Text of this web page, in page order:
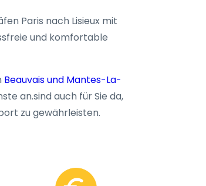
Paris nach Lisieux mit
und komfortable
Beauvais und Mantes-La-
an.sind auch für Sie da,
zu gewährleisten.